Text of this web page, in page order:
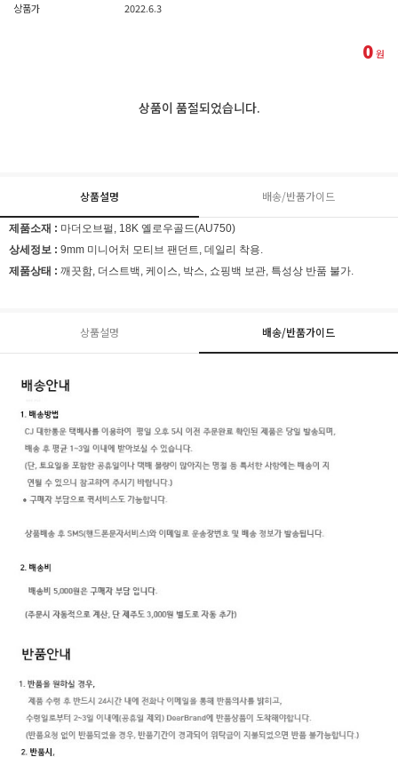
상품가
2022.6.3
0원
상품이 품절되었습니다.
상품설명 배송/반품가이드
제품소재 : 마더오브펄, 18K 옐로우골드(AU750)
상세정보 : 9mm 미니어처 모티브 팬던트, 데일리 착용.
제품상태 : 깨끗함, 더스트백, 케이스, 박스, 쇼핑백 보관, 특성상 반품 불가.
상품설명 배송/반품가이드